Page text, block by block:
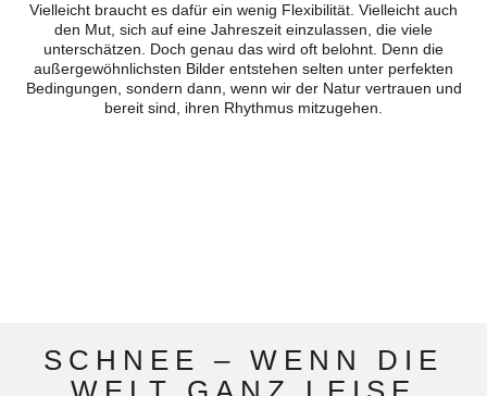
Vielleicht braucht es dafür ein wenig Flexibilität. Vielleicht auch
den Mut, sich auf eine Jahreszeit einzulassen, die viele
unterschätzen. Doch genau das wird oft belohnt. Denn die
außergewöhnlichsten Bilder entstehen selten unter perfekten
Bedingungen, sondern dann, wenn wir der Natur vertrauen und
bereit sind, ihren Rhythmus mitzugehen.
SCHNEE – WENN DIE